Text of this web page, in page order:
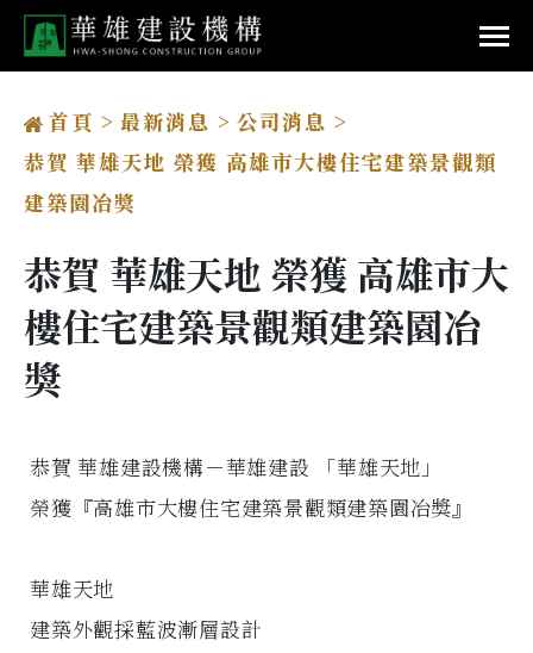
首頁 最新消息
公司消息
恭賀 華雄天地 榮獲 高雄市大樓住宅建築景觀類
建築園冶獎
恭賀 華雄天地 榮獲 高雄市大
樓住宅建築景觀類建築園冶
獎
恭賀 華雄建設機構－華雄建設 「華雄天地」
榮獲『高雄市大樓住宅建築景觀類建築園冶獎』
華雄天地
建築外觀採藍波漸層設計